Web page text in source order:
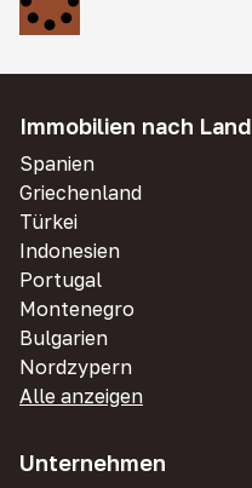
Immobilien nach Land
Spanien
Griechenland
Türkei
Indonesien
Portugal
Montenegro
Bulgarien
Nordzypern
Alle anzeigen
Unternehmen